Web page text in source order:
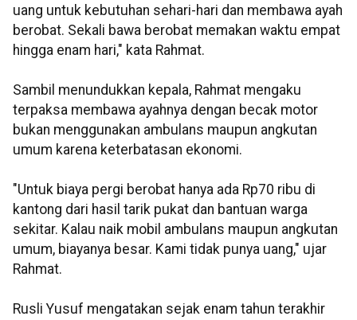
uang untuk kebutuhan sehari-hari dan membawa ayah
berobat. Sekali bawa berobat memakan waktu empat
hingga enam hari," kata Rahmat.
Sambil menundukkan kepala, Rahmat mengaku
terpaksa membawa ayahnya dengan becak motor
bukan menggunakan ambulans maupun angkutan
umum karena keterbatasan ekonomi.
"Untuk biaya pergi berobat hanya ada Rp70 ribu di
kantong dari hasil tarik pukat dan bantuan warga
sekitar. Kalau naik mobil ambulans maupun angkutan
umum, biayanya besar. Kami tidak punya uang," ujar
Rahmat.
Rusli Yusuf mengatakan sejak enam tahun terakhir